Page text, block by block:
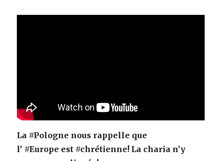
La #Pologne nous rappelle que
l’ #Europe est #chrétienne! La charia n’y